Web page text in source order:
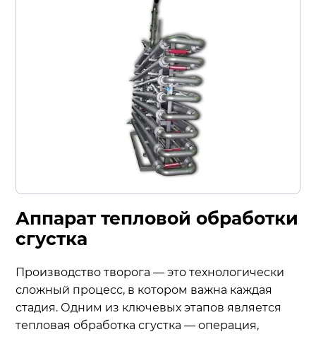
Аппарат тепловой обработки
сгустка
Производство творога — это технологически
сложный процесс, в котором важна каждая
стадия. Одним из ключевых этапов является
тепловая обработка сгустка — операция,